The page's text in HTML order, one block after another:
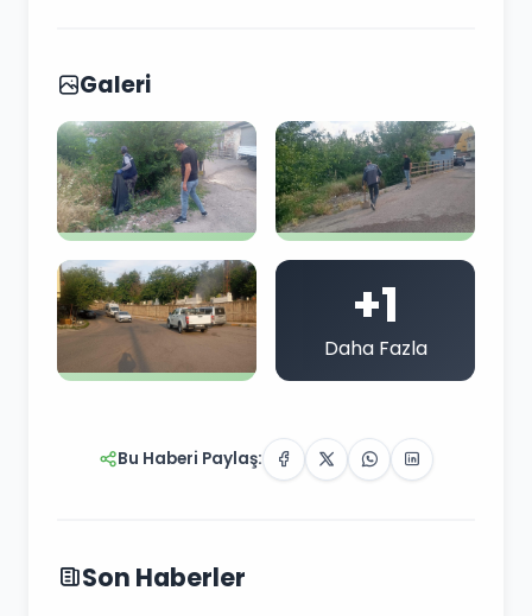
Galeri
+1
Daha Fazla
Bu Haberi Paylaş:
Son Haberler